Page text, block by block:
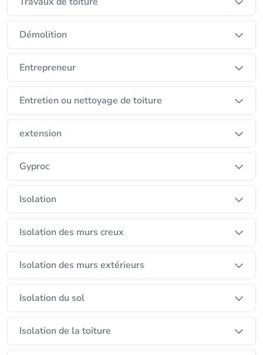
Démolition
Entrepreneur
Entretien ou nettoyage de toiture
extension
Gyproc
Isolation
Isolation des murs creux
Isolation des murs extérieurs
Isolation du sol
Isolation de la toiture